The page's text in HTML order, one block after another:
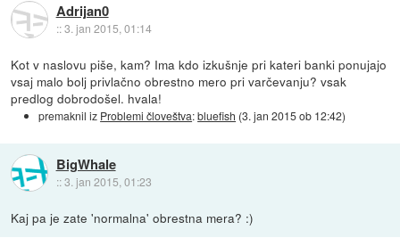
Adrijan0
::3. jan 2015, 01:14
Kot v naslovu piše, kam? Ima kdo izkušnje pri kateri banki ponujajo
vsaj malo bolj privlačno obrestno mero pri varčevanju? vsak
predlog dobrodošel. hvala!
premaknil iz Problemi človeštva:bluefish (3. jan 2015 ob 12:42)
BigWhale
::3. jan 2015, 01:23
Kaj pa je zate 'normalna' obrestna mera? :)